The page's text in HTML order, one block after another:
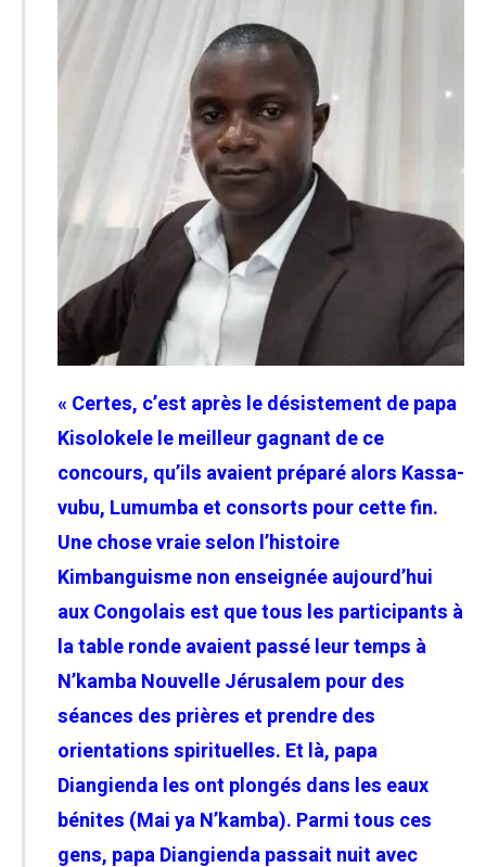
« Certes, c’est après le désistement de papa
Kisolokele le meilleur gagnant de ce
concours, qu’ils avaient préparé alors Kassa-
vubu, Lumumba et consorts pour cette fin.
Une chose vraie selon l’histoire
Kimbanguisme non enseignée aujourd’hui
aux Congolais est que tous les participants à
la table ronde avaient passé leur temps à
N’kamba Nouvelle Jérusalem pour des
séances des prières et prendre des
orientations spirituelles. Et là, papa
Diangienda les ont plongés dans les eaux
bénites (Mai ya N’kamba). Parmi tous ces
gens, papa Diangienda passait nuit avec